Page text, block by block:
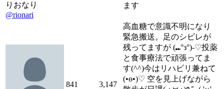
りおなり
@rionari
ます
841 3,147
高血糖で意識不明になり
緊急搬送。足のシビレが
残ってますが (⑉°з°)-♡投薬
と食事療法で頑張ってま
す(^^)今はリハビリ兼ねて
(•ө•)♡ 空を見上げながら